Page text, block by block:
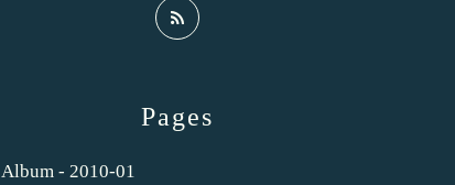
Pages
Album - 2010-01